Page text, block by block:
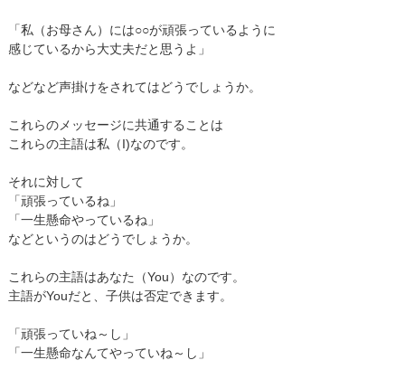
「私（お母さん）には○○が頑張っているように
感じているから大丈夫だと思うよ」
などなど声掛けをされてはどうでしょうか。
これらのメッセージに共通することは
これらの主語は私（I)なのです。
それに対して
「頑張っているね」
「一生懸命やっているね」
などというのはどうでしょうか。
これらの主語はあなた（You）なのです。
主語がYouだと、子供は否定できます。
「頑張っていね～し」
「一生懸命なんてやっていね～し」